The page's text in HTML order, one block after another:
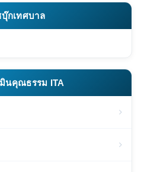
บุ๊กเทศบาล
มินคุณธรรม ITA